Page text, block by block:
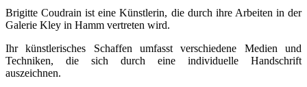
Brigitte Coudrain ist eine Künstlerin, die durch ihre Arbeiten in der
Galerie Kley in Hamm vertreten wird.
Ihr künstlerisches Schaffen umfasst verschiedene Medien und
Techniken, die sich durch eine individuelle Handschrift
auszeichnen.